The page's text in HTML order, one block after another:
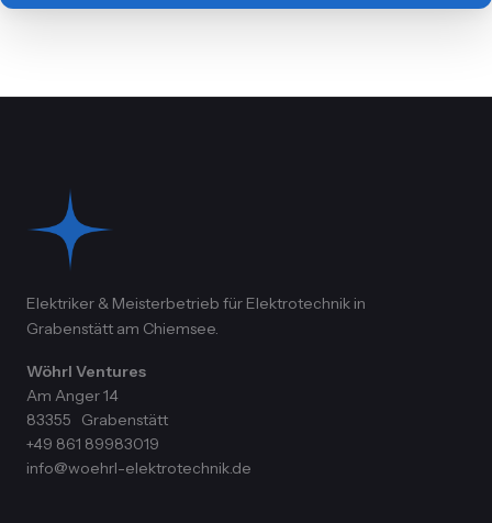
Elektriker & Meisterbetrieb für Elektrotechnik in
Grabenstätt am Chiemsee.
Wöhrl Ventures
Am Anger 14
83355
Grabenstätt
+49 861 89983019
info@woehrl-elektrotechnik.de